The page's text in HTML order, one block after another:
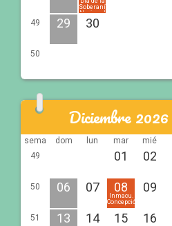
Soberanía
Nacional
49 29 30
50
Diciembre 2026
sema dom lun mar
mié
49
01 02
50 06 07 08
Inmacu.
Concepción
09
51 13 14 15 16